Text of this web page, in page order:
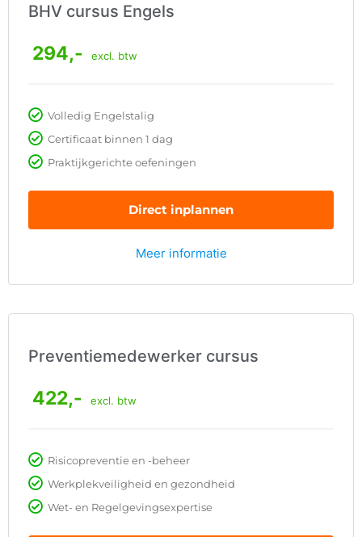
BHV cursus Engels
294,- excl. btw
Volledig Engelstalig
Certificaat binnen 1 dag
Praktijkgerichte oefeningen
Direct inplannen
Meer informatie
Preventiemedewerker cursus
422,- excl. btw
Risicopreventie en -beheer
Werkplekveiligheid en gezondheid
Wet- en Regelgevingsexpertise